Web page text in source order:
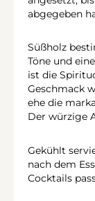
abgegeben
Süßholz
Töne und
ist die
Geschmack
ehe die
Der würzige
Gekühlt
nach dem
Cocktails